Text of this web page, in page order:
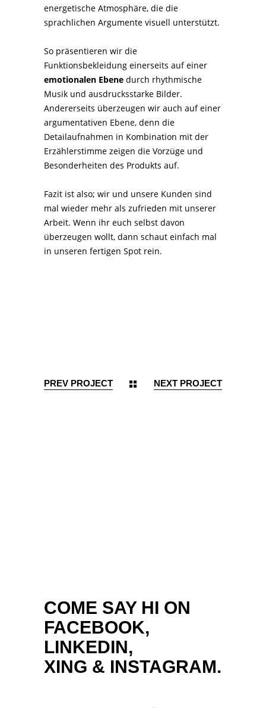
energetische Atmosphäre, die die
sprachlichen Argumente visuell unterstützt.
So präsentieren wir die
Funktionsbekleidung einerseits auf einer
emotionalen Ebene durch rhythmische
Musik und ausdrucksstarke Bilder.
Andererseits überzeugen wir auch auf einer
argumentativen Ebene, denn die
Detailaufnahmen in Kombination mit der
Erzählerstimme zeigen die Vorzüge und
Besonderheiten des Produkts auf.
Fazit ist also; wir und unsere Kunden sind
mal wieder mehr als zufrieden mit unserer
Arbeit. Wenn ihr euch selbst davon
überzeugen wollt, dann schaut einfach mal
in unseren fertigen Spot rein.
PREV PROJECT NEXT PROJECT
COME SAY HI ON
FACEBOOK,
LINKEDIN,
XING & INSTAGRAM.